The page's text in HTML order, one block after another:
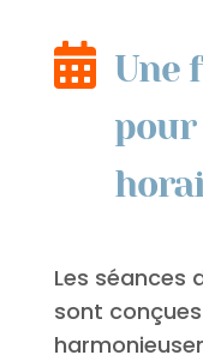
 Une
pour
Les séances
sont